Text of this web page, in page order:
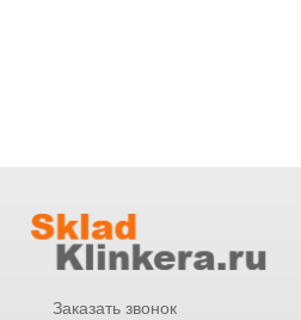
Заказать звонок